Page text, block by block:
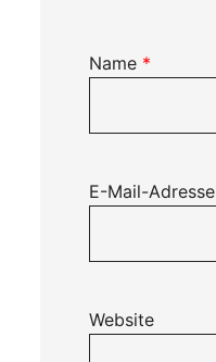
Name *
E-Mail-Adresse
Website